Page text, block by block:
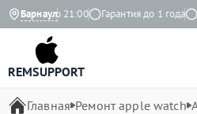
Барнаул
с 9:00 до 21:00 Гарантия до 1 года
REMSUPPORT
Главная Ремонт apple watch